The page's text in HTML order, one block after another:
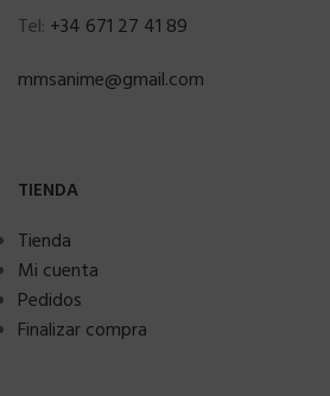
Tel: +34 671 27 41 89
mmsanime@gmail.com
TIENDA
Tienda
Mi cuenta
Pedidos
Finalizar compra